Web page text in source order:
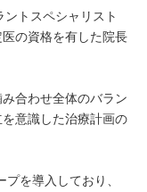
トスペシャリスト
の資格を有した院長
合わせ全体のバラン
意識した治療計画の
を導入しており、